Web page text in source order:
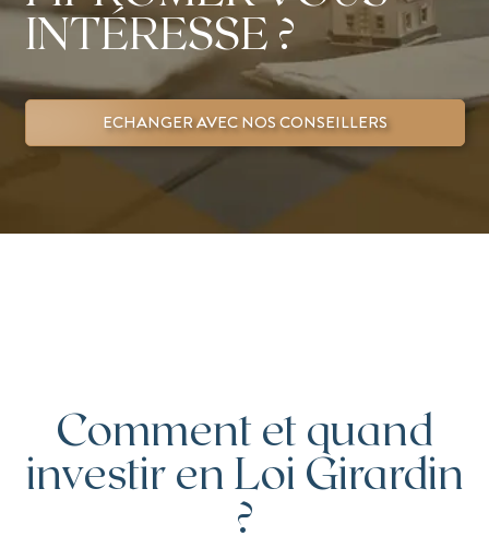
INTÉRESSE ?
ECHANGER AVEC NOS CONSEILLERS
Comment et quand
investir en Loi Girardin
?